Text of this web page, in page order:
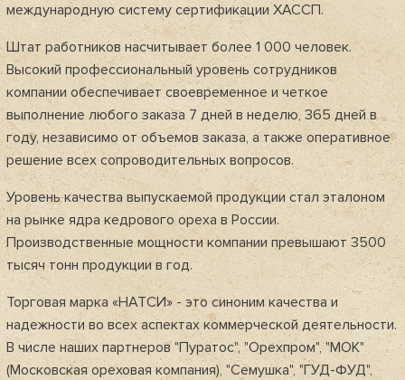
международную систему сертификации ХАССП.
Штат работников насчитывает более 1 000 человек.
Высокий профессиональный уровень сотрудников
компании обеспечивает своевременное и четкое
выполнение любого заказа 7 дней в неделю, 365 дней в
году, независимо от объемов заказа, а также оперативное
решение всех сопроводительных вопросов.
Уровень качества выпускаемой продукции стал эталоном
на рынке ядра кедрового ореха в России.
Производственные мощности компании превышают 3500
тысяч тонн продукции в год.
Торговая марка «НАТСИ» - это синоним качества и
надежности во всех аспектах коммерческой деятельности.
В числе наших партнеров "Пуратос", "Орехпром", "МОК"
(Московская ореховая компания), "Семушка", "ГУД-ФУД",